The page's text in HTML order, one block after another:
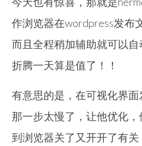
作浏览器在wordpress发布
而且全程稍加辅助就可以自
折腾一天算是值了！！
有意思的是，在可视化界
那一步太慢了，让他优化
到浏览器关了又开开了有